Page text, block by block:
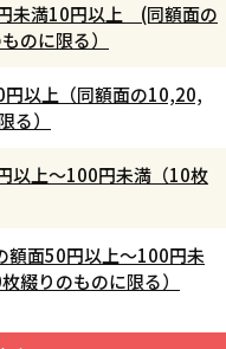
未満10円以上 (同額面の
のに限る）
以上（同額面の10,20,
）
以上～100円未満（10枚
額面50円以上～100円未
綴りのものに限る）